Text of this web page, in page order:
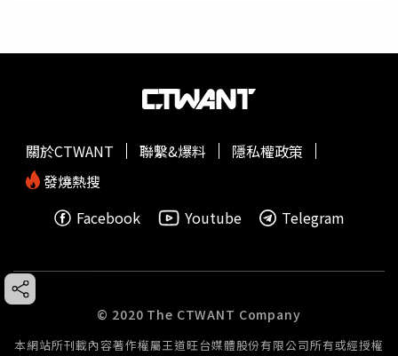
關於CTWANT 聯繫&爆料
隱私權政策
發燒熱搜
Facebook
Youtube Telegram
© 2020 The CTWANT Company
本網站所刊載內容著作權屬王道旺台媒體股份有限公司所有或經授權